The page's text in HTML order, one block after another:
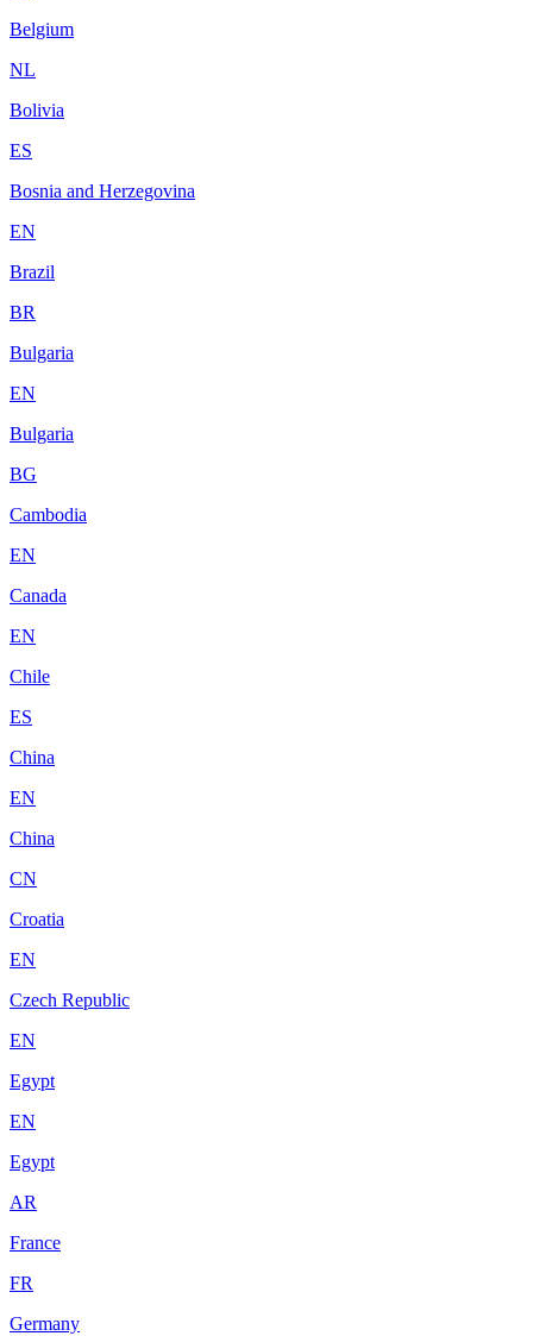
Belgium
NL
Bolivia
ES
Bosnia and Herzegovina
EN
Brazil
BR
Bulgaria
EN
Bulgaria
BG
Cambodia
EN
Canada
EN
Chile
ES
China
EN
China
CN
Croatia
EN
Czech Republic
EN
Egypt
EN
Egypt
AR
France
FR
Germany